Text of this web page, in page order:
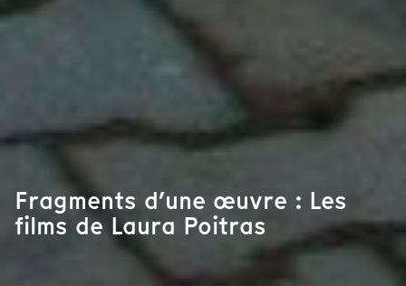
Fragments d’une œuvre : Les
films de Laura Poitras